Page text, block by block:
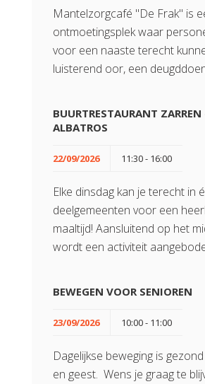
Mantelzorgcafé "De Frak" is
ontmoetingsplek waar
voor een naaste terecht
luisterend oor, een
BUURTRESTAURANT
ALBATROS
22/09/2026 11:30 - 16:00
Elke dinsdag kan je terecht in
deelgemeenten voor een
maaltijd! Aansluitend op het
wordt een activiteit
BEWEGEN VOOR SENIOREN
23/09/2026 10:00 - 11:00
Dagelijkse beweging is
en geest. Wens je graag te